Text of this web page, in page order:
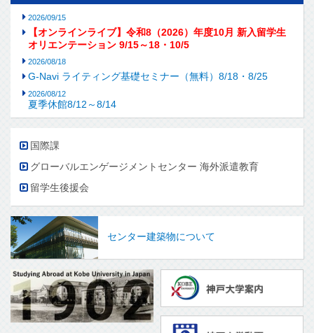
2026/09/15
【オンラインライブ】令和8（2026）年度10月 新入留学生
オリエンテーション 9/15～18・10/5
2026/08/18
G-Navi ライティング基礎セミナー（無料）8/18・8/25
2026/08/12
夏季休館8/12～8/14
国際課
グローバルエンゲージメントセンター 海外派遣教育
留学生後援会
センター建築物について